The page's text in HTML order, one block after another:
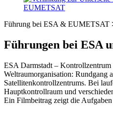
Führung bei ESA & EUMETSAT
Führungen bei ESA
ESA Darmstadt – Kontrollzentrum
Weltraumorganisation: Rundgang
Satellitenkontrollzentrums. Bei
Hauptkontrollraum und
Ein Filmbeitrag zeigt die